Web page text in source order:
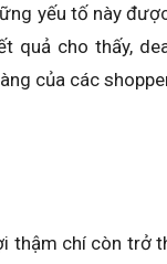
yếu tố này
quả cho thấy,
của các
thậm chí còn trở